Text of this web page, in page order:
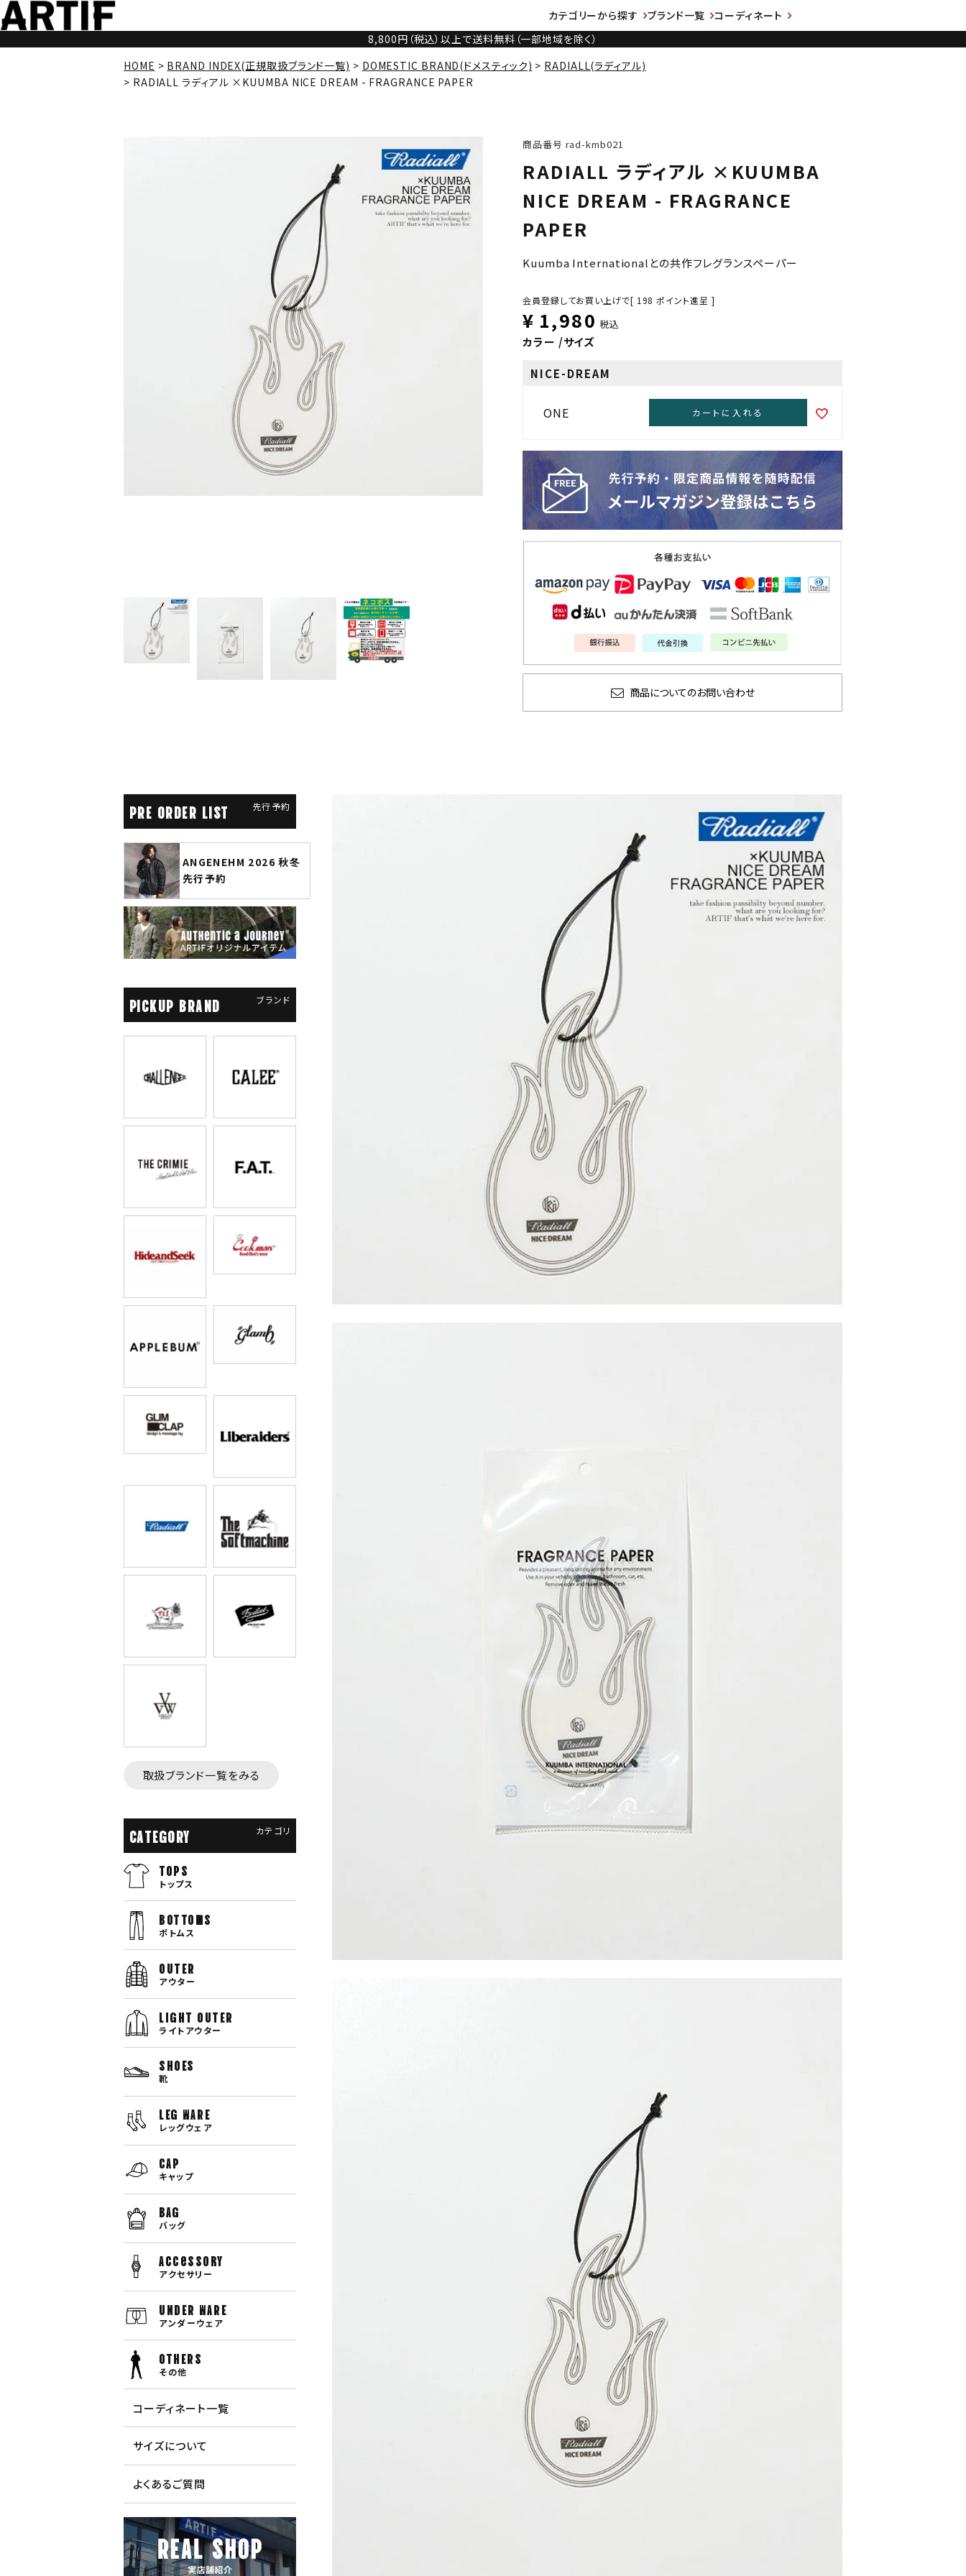
カテゴリーから探す ブランド一覧
コーディネート
8,800円（税込）以上で送料無料（一部地域を除く）
HOME
BRAND INDEX(正規取扱ブランド一覧) DOMESTIC BRAND(ドメスティック)
RADIALL(ラディアル)
RADIALL ラディアル ×KUUMBA NICE DREAM - FRAGRANCE PAPER
商品番号 rad-kmb021
RADIALL ラディアル ×KUUMBA
NICE DREAM - FRAGRANCE
PAPER
Kuumba Internationalとの共作フレグランスペーパー
会員登録してお買い上げで[ 198 ポイント進呈 ]
¥ 1,980 税込
カラー サイズ
NICE-DREAM
ONE カートに入れる
商品についてのお問い合わせ
PRE ORDER LIST 先行予約
ANGENEHM 2026 秋冬
先行予約
glamb × 劇場版『チェン
ソーマン レゼ篇』第2弾
GLIMCLAP 2026 秋冬
1st 先行予約
PICKUP BRAND ブランド
取扱ブランド一覧をみる
CATEGORY カテゴリ
TOPS
トップス
bottoms
ボトムス
OUTER
アウター
LIGHT OUTER
ライトアウター
SHOES
靴
LEG WARE
レッグウェア
CAP
キャップ
BAG
バッグ
Accessory
アクセサリー
UNDER WARE
アンダーウェア
OTHERS
その他
コーディネート一覧
サイズについて
よくあるご質問